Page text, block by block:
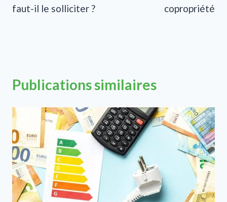
faut-il le solliciter ?
copropriété
Publications similaires